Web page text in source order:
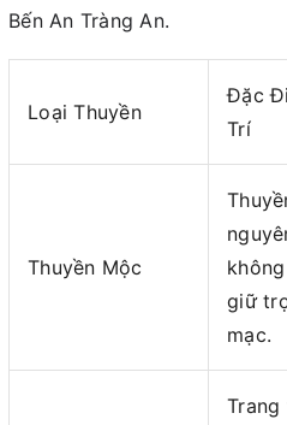
Bến An Tràng An.
Loại Thuyền
Đặc
Trí
Thuyền Mộc
giữ
mạc.